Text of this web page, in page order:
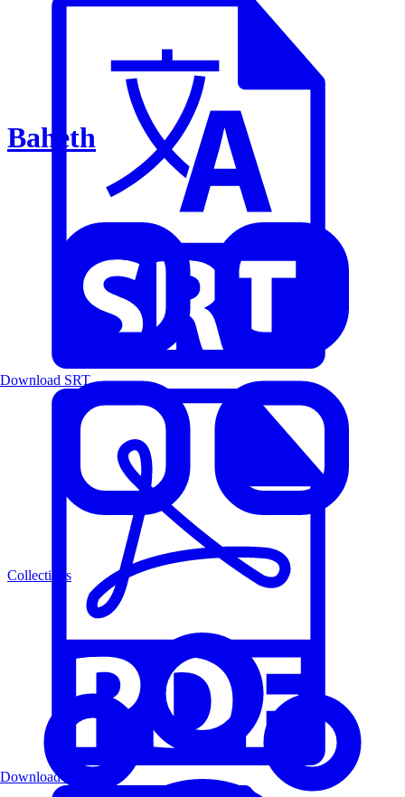
Baheth
Collections
Download SRT
Download PDF